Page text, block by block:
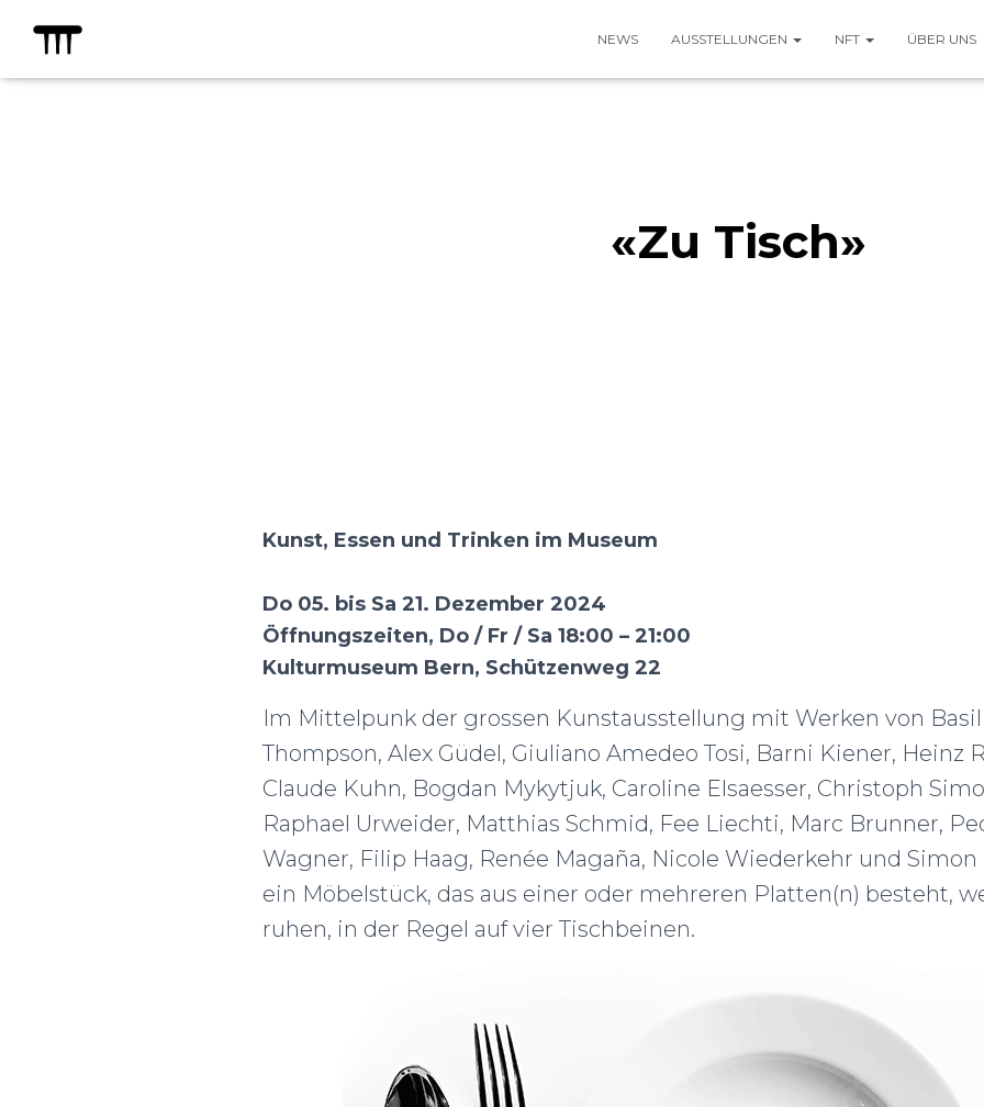
NEWS AUSSTELLUNGEN NFT ÜBER UNS
«Zu Tisch»
Kunst, Essen und Trinken im Museum
Do 05. bis Sa 21. Dezember 2024
Öffnungszeiten, Do / Fr / Sa 18:00 – 21:00
Kulturmuseum Bern, Schützenweg 22
Im Mittelpunk der grossen Kunstausstellung mit Werken von Basil
Thompson, Alex Güdel, Giuliano Amedeo Tosi, Barni Kiener, Heinz
Claude Kuhn, Bogdan Mykytjuk, Caroline Elsaesser, Christoph
Raphael Urweider, Matthias Schmid, Fee Liechti, Marc Brunner,
Wagner, Filip Haag, Renée Magaña, Nicole Wiederkehr und
ein Möbelstück, das aus einer oder mehreren Platten(n) besteht,
ruhen, in der Regel auf vier Tischbeinen.